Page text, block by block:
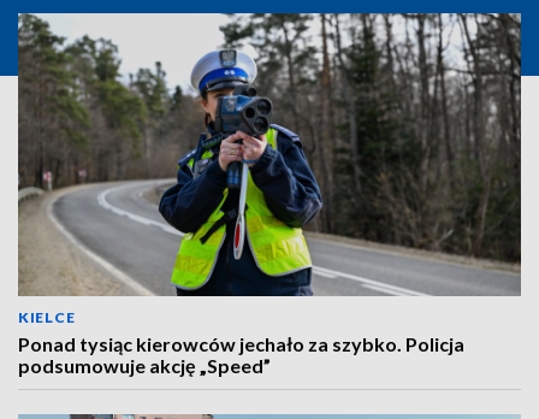
KIELCE
Ponad tysiąc kierowców jechało za szybko. Policja
podsumowuje akcję „Speed”